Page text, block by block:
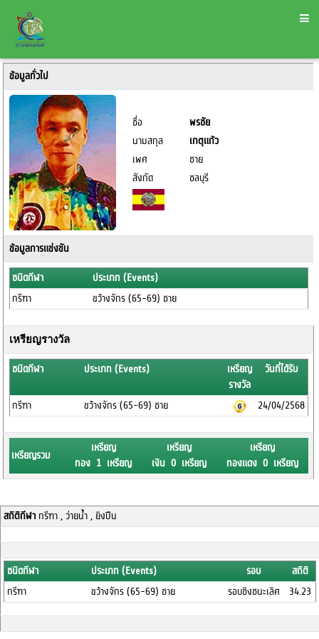
ข้อมูลทั่วไป
ชื่อ
พรชัย
นามสกุล
เกตุแก้ว
เพศ
ชาย
สังกัด
ชลบุรี
ข้อมูลการแข่งขัน
ชนิดกีฬา
ประเภท (Events)
กรีฑา
ขว้างจักร (65-69) ชาย
เหรียญรางวัล
ชนิดกีฬา ประเภท (Events)
เหรียญ
รางวัล
วันที่ได้รับ
กรีฑา ขว้างจักร (65-69) ชาย 24/04/2568
เหรียญรวม
เหรียญ
ทอง 1 เหรียญ
เหรียญ
เงิน 0 เหรียญ
เหรียญ
ทองแดง 0 เหรียญ
สถิติกีฬากรีฑา , ว่ายน้ำ , ยิงปืน
ชนิดกีฬา ประเภท (Events) รอบ
สถิติ
กรีฑา
ขว้างจักร (65-69) ชาย รอบชิงชนะเลิศ 34.23